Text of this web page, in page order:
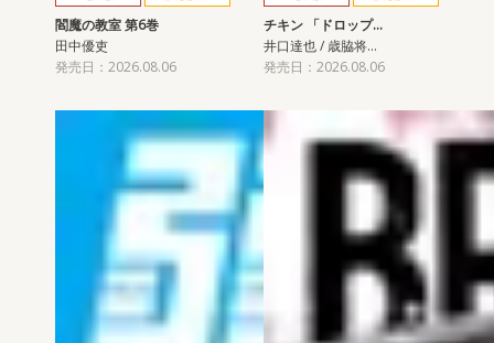
閻魔の教室 第6巻
田中優吏
発売日：2026.08.06
チキン 「ドロップ…
井口達也 / 歳脇将…
発売日：2026.08.06